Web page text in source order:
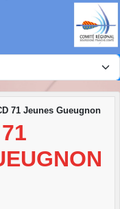
71 Jeunes Gueugnon